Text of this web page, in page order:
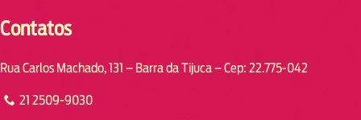
Contatos
Rua Carlos Machado, 131 – Barra da Tijuca – Cep: 22.775-042
21 2509-9030